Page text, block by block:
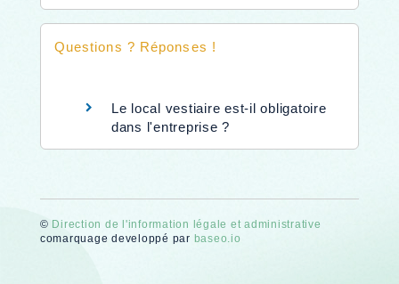
Questions ? Réponses !
Le local vestiaire est-il obligatoire
dans l'entreprise ?
© Direction de l'information légale et administrative
comarquage developpé par baseo.io